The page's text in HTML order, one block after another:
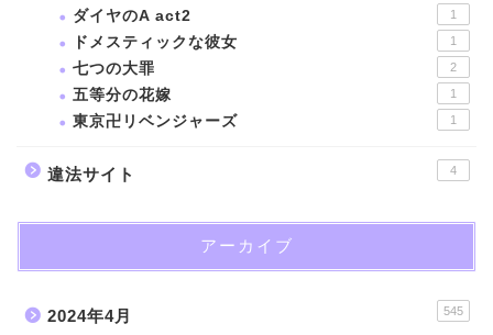
ダイヤのA act2 1
ドメスティックな彼女 1
七つの大罪 2
五等分の花嫁 1
東京卍リベンジャーズ 1
違法サイト 4
アーカイブ
2024年4月 545